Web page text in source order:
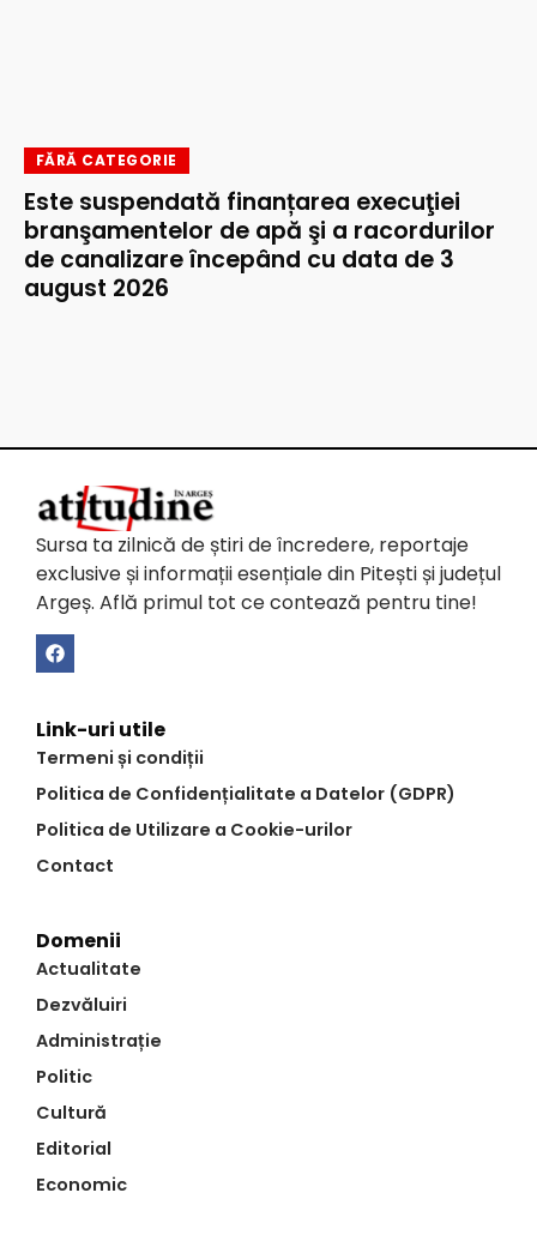
FĂRĂ CATEGORIE
Este suspendată finanțarea execuţiei
branşamentelor de apă şi a racordurilor
de canalizare începând cu data de 3
august 2026
Sursa ta zilnică de știri de încredere, reportaje
exclusive și informații esențiale din Pitești și județul
Argeș. Află primul tot ce contează pentru tine!
Link-uri utile
Termeni și condiții
Politica de Confidențialitate a Datelor (GDPR)
Politica de Utilizare a Cookie-urilor
Contact
Domenii
Actualitate
Dezvăluiri
Administrație
Politic
Cultură
Editorial
Economic